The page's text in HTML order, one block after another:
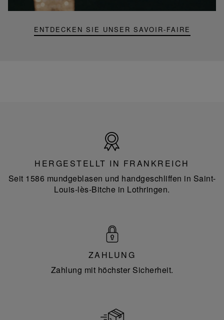
ENTDECKEN SIE UNSER SAVOIR-FAIRE
Frankreich
HERGESTELLT IN FRANKREICH
Seit 1586 mundgeblasen und handgeschliffen in Saint-
Louis-lès-Bitche in Lothringen.
ZAHLUNG
Zahlung mit höchster Sicherheit.